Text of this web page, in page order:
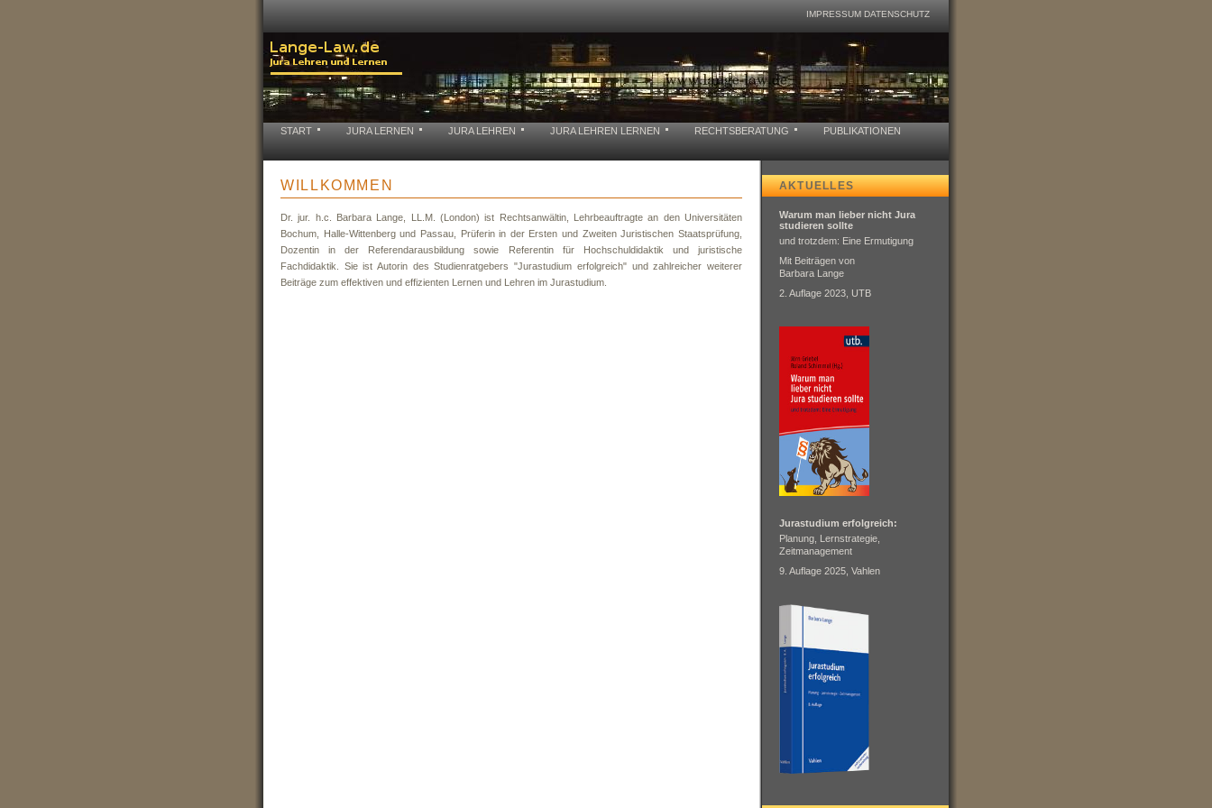
IMPRESSUM DATENSCHUTZ
START JURA LERNEN JURA LEHREN JURA LEHREN LERNEN RECHTSBERATUNG PUBLIKATIONEN
AKTUELLES
Warum man lieber nicht Jura
studieren sollte
und trotzdem: Eine Ermutigung
Mit Beiträgen von
Barbara Lange
2. Auflage 2023, UTB
Jurastudium erfolgreich:
Planung, Lernstrategie,
Zeitmanagement
9. Auflage 2025, Vahlen